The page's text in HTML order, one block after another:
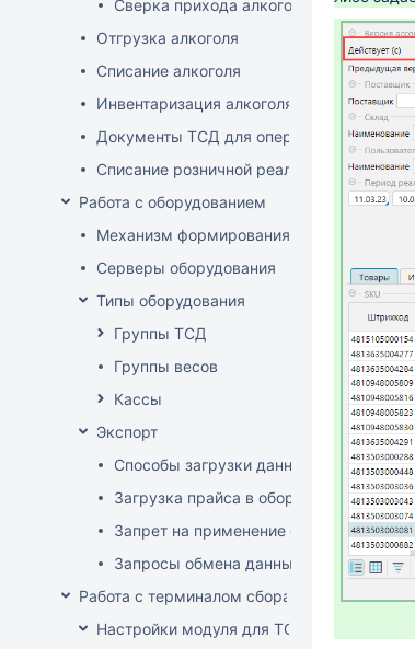
Сверка прихода алкоголя на ТСД
Отгрузка алкоголя
Списание алкоголя
Инвентаризация алкоголя
Документы ТСД для операций с
Списание розничной реализации
Работа с оборудованием
Механизм формирования стоп-листа
Серверы оборудования
Типы оборудования
Группы ТСД
Группы весов
Кассы
Экспорт
Способы загрузки данных в
Загрузка прайса в оборудование
Запрет на применение скидок
Запросы обмена данными
Работа с терминалом сбора данных (ТСД)
Настройки модуля для ТСД